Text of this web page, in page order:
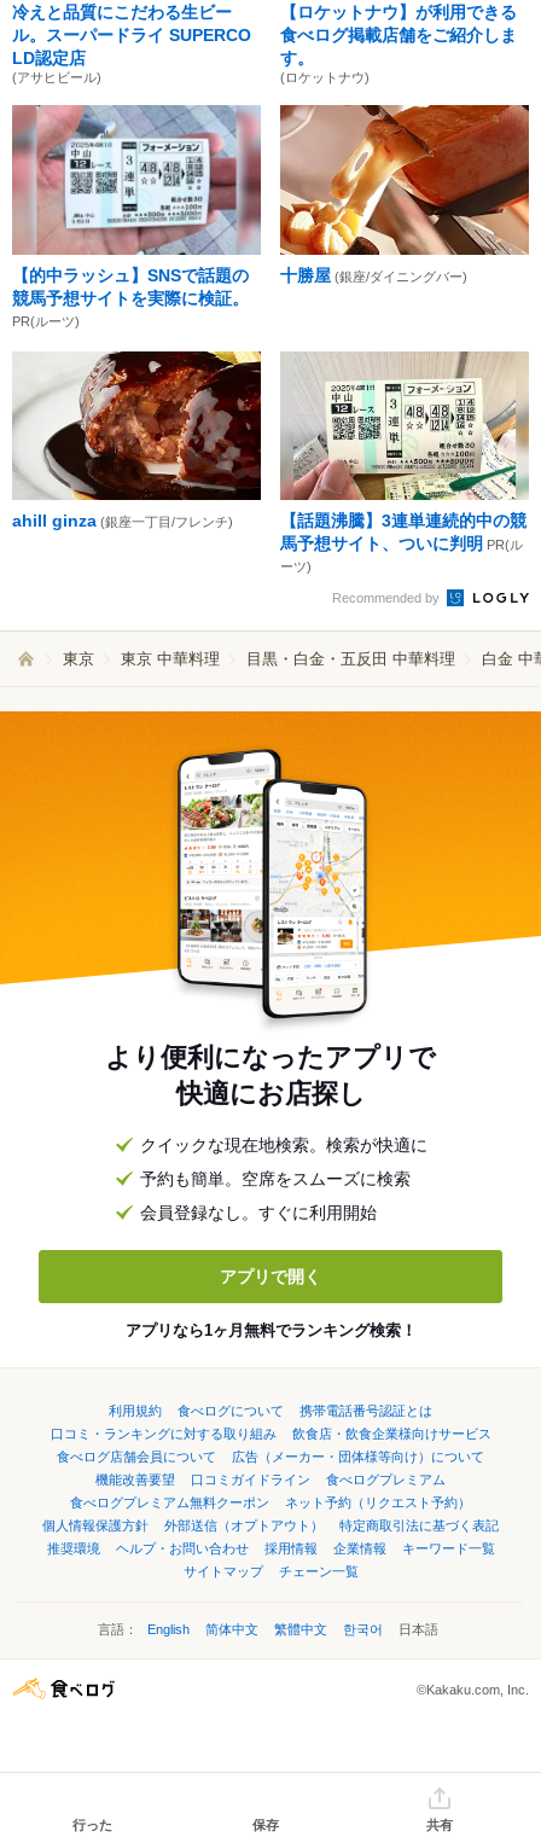
冷えと品質にこだわる生ビー
ル。スーパードライ SUPERCO
LD認定店
(アサヒビール)
【ロケットナウ】が利用できる
食べログ掲載店舗をご紹介しま
す。
(ロケットナウ)
【的中ラッシュ】SNSで話題の
競馬予想サイトを実際に検証。
PR(ルーツ)
十勝屋 (銀座/ダイニングバー)
ahill ginza (銀座一丁目/フレンチ)
【話題沸騰】3連単連続的中の競
馬予想サイト、ついに判明 PR(ル
ーツ)
Recommended by
東京 東京 中華料理 目黒・白金・五反田 中華料理 白金 中
より便利になったアプリで
快適にお店探し
クイックな現在地検索。検索が快適に
予約も簡単。空席をスムーズに検索
会員登録なし。すぐに利用開始
アプリで開く
アプリなら1ヶ月無料でランキング検索！
利用規約 食べログについて
携帯電話番号認証とは
口コミ・ランキングに対する取り組み
飲食店・飲食企業様向けサービス
食べログ店舗会員について
広告（メーカー・団体様等向け）について
機能改善要望
口コミガイドライン
食べログプレミアム
食べログプレミアム無料クーポン
ネット予約（リクエスト予約）
個人情報保護方針
外部送信（オプトアウト）
特定商取引法に基づく表記
推奨環境
ヘルプ・お問い合わせ 採用情報 企業情報
キーワード一覧
サイトマップ
チェーン一覧
言語： English 简体中文 繁體中文 한국어 日本語
©Kakaku.com, Inc.
行った 保存 共有